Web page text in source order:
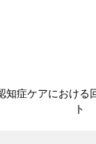
知症ケアにおける
ト